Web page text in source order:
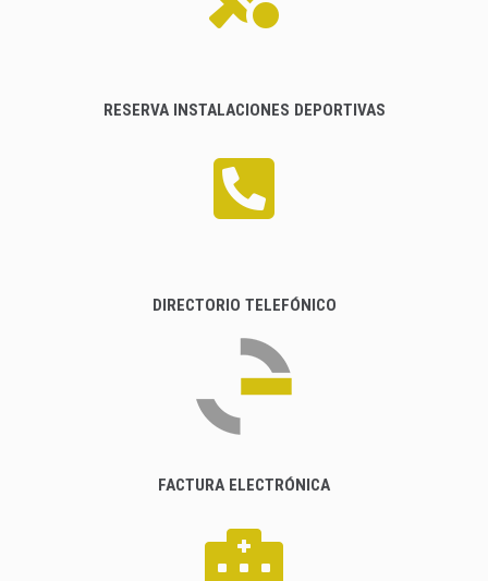
RESERVA INSTALACIONES DEPORTIVAS
DIRECTORIO TELEFÓNICO
FACTURA ELECTRÓNICA